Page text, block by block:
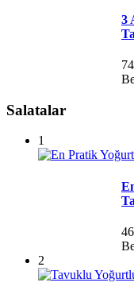
3
74
Salatalar
1
46
2